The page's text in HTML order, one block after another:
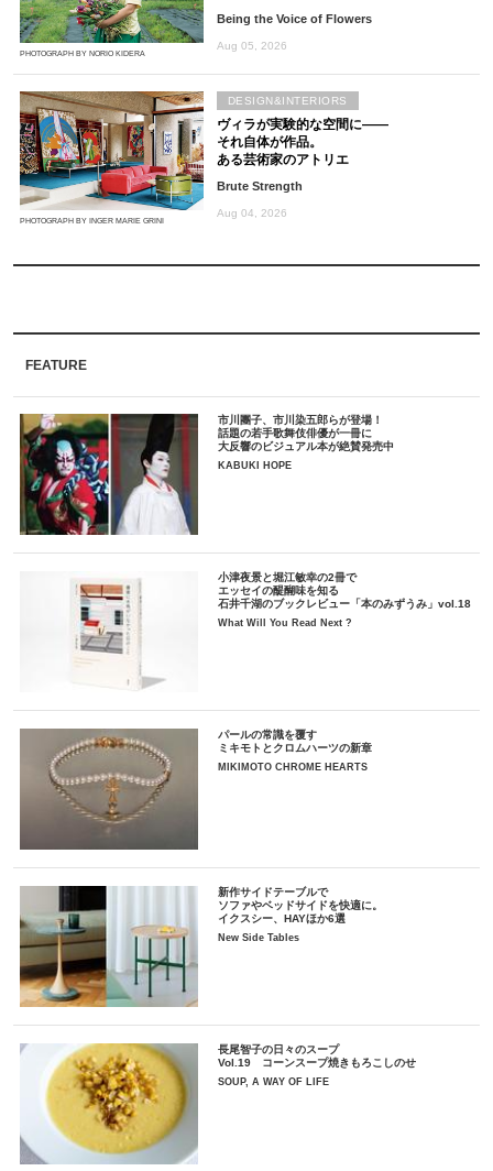
PHOTOGRAPH BY NORIO KIDERA
Being the Voice of Flowers
Aug 05, 2026
PHOTOGRAPH BY INGER MARIE GRINI
ヴィラが実験的な空間に――
それ自体が作品。
ある芸術家のアトリエ
Brute Strength
Aug 04, 2026
DESIGN&INTERIORS
FEATURE
市川團子、市川染五郎らが登場！
話題の若手歌舞伎俳優が一冊に
大反響のビジュアル本が絶賛発売中
KABUKI HOPE
小津夜景と堀江敏幸の2冊で
エッセイの醍醐味を知る
石井千湖のブックレビュー「本のみずうみ」vol.18
What Will You Read Next ?
パールの常識を覆す
ミキモトとクロムハーツの新章
MIKIMOTO CHROME HEARTS
新作サイドテーブルで
ソファやベッドサイドを快適に。
イクスシー、HAYほか6選
New Side Tables
長尾智子の日々のスープ
Vol.19 コーンスープ焼きもろこしのせ
SOUP, A WAY OF LIFE